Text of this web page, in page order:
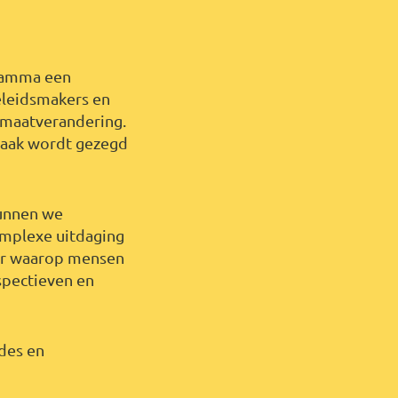
een
en
wordt gezegd
we
uitdaging
waarop mensen
en
en